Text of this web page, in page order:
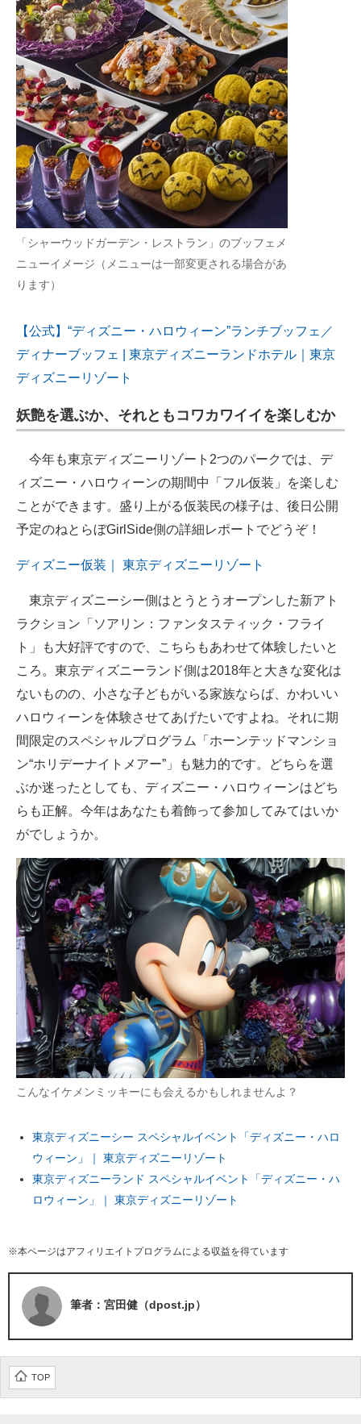
「シャーウッドガーデン・レストラン」のブッフェメ
ニューイメージ（メニューは一部変更される場合があ
ります）
【公式】“ディズニー・ハロウィーン”ランチブッフェ／
ディナーブッフェ | 東京ディズニーランドホテル｜東京
ディズニーリゾート
妖艶を選ぶか、それともコワカワイイを楽しむか
今年も東京ディズニーリゾート2つのパークでは、デ
ィズニー・ハロウィーンの期間中「フル仮装」を楽しむ
ことができます。盛り上がる仮装民の様子は、後日公開
予定のねとらぼGirlSide側の詳細レポートでどうぞ！
ディズニー仮装｜ 東京ディズニーリゾート
東京ディズニーシー側はとうとうオープンした新アト
ラクション「ソアリン：ファンタスティック・フライ
ト」も大好評ですので、こちらもあわせて体験したいと
ころ。東京ディズニーランド側は2018年と大きな変化は
ないものの、小さな子どもがいる家族ならば、かわいい
ハロウィーンを体験させてあげたいですよね。それに期
間限定のスペシャルプログラム「ホーンテッドマンショ
ン“ホリデーナイトメアー”」も魅力的です。どちらを選
ぶか迷ったとしても、ディズニー・ハロウィーンはどち
らも正解。今年はあなたも着飾って参加してみてはいか
がでしょうか。
こんなイケメンミッキーにも会えるかもしれませんよ？
東京ディズニーシー スペシャルイベント「ディズニー・ハロ
ウィーン」｜ 東京ディズニーリゾート
東京ディズニーランド スペシャルイベント「ディズニー・ハ
ロウィーン」｜ 東京ディズニーリゾート
※本ページはアフィリエイトプログラムによる収益を得ています
筆者：宮田健（dpost.jp）
TOP